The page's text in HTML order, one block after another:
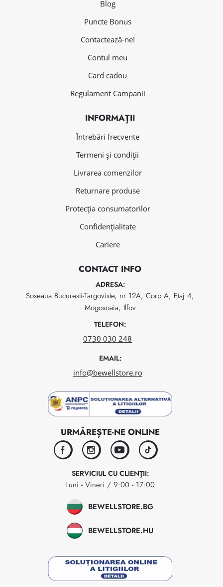
Blog
Puncte Bonus
Contactează-ne!
Contul meu
Card cadou
Regulament Campanii
INFORMAȚII
Întrebări frecvente
Termeni și condiții
Livrarea comenzilor
Returnare produse
Protecția consumatorilor
Confidențialitate
Cariere
CONTACT INFO
ADRESA:
Soseaua Bucuresti-Targoviste, nr 12A, Corp A, Etaj 4,
Mogosoaia, Ilfov
TELEFON:
0730 030 248
EMAIL:
info@bewellstore.ro
URMĂREȘTE-NE ONLINE
facebookinstagramyoutubetiktok
SERVICIUL CU CLIENȚII:
Luni - Vineri / 9:00 - 17:00
BEWELLSTORE.BG
BEWELLSTORE.HU